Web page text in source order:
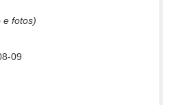
e fotos)
09